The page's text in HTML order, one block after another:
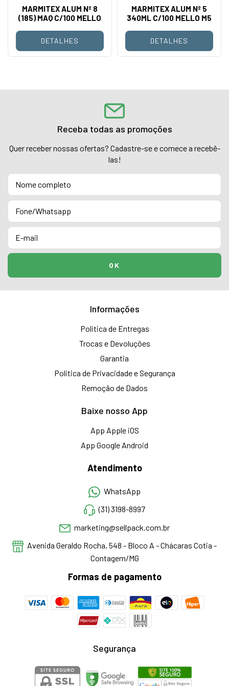
MARMITEX ALUM Nº 8
(185) MAQ C/100 MELLO
DETALHES
MARMITEX ALUM Nº 5
340ML C/100 MELLO M5
DETALHES
Receba todas as promoções
Quer receber nossas ofertas? Cadastre-se e comece a recebê-
las!
Informações
Politica de Entregas
Trocas e Devoluções
Garantia
Politica de Privacidade e Segurança
Remoção de Dados
Baixe nosso App
App Apple iOS
App Google Android
Atendimento
WhatsApp
(31) 3198-8997
marketing@sellpack.com.br
Avenida Geraldo Rocha, 548 - Bloco A - Chácaras Cotia -
Contagem/MG
Formas de pagamento
Segurança